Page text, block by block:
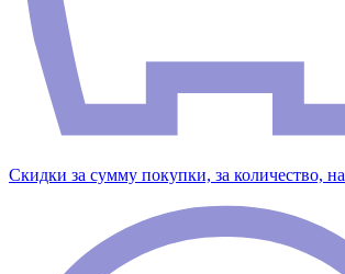
Скидки за сумму покупки, за количество,